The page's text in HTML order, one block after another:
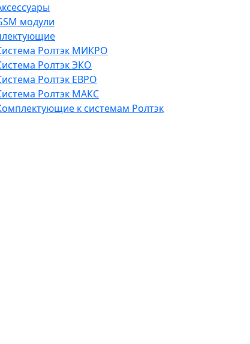
модули
Ролтэк МИКРО
Ролтэк ЭКО
Ролтэк ЕВРО
Ролтэк МАКС
к системам Ролтэк